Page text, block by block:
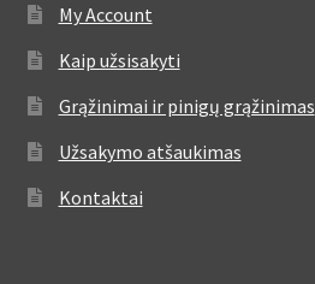
My Account
Kaip užsisakyti
Grąžinimai ir pinigų grąžinimas
Užsakymo atšaukimas
Kontaktai